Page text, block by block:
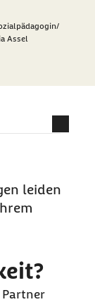
Assel
Wege
leiden
Partner